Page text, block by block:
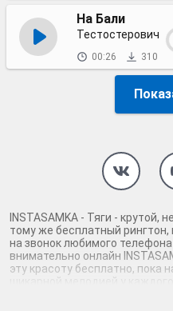
На Бали
Тестостерович
00:26 310
INSTASAMKA - Тяги - крутой,
тому же бесплатный
на звонок любимого
внимательно онлайн
эту красоту бесплатно, пока
шикарной мелодией у
первым, кто скачает